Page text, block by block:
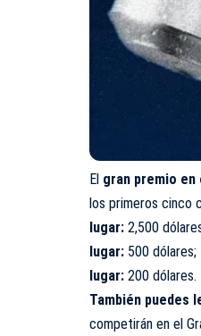
El gran premio
los primeros cinco
lugar: 2,500
lugar: 500 dólares;
lugar: 200 dólares.
También puedes
competirán en el